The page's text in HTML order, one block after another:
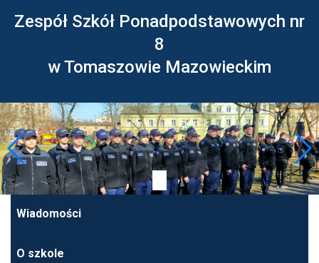
Zespół Szkół Ponadpodstawowych nr
8
w Tomaszowie Mazowieckim
Wiadomości
O szkole